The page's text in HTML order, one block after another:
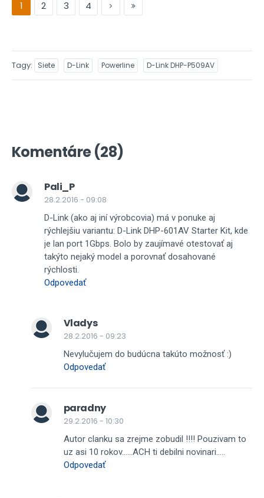
1 2 3 4
Tagy Siete D-Link Powerline D-Link DHP-P509AV
Komentáre (28)
Pali_P
28.2.2016 - 09:08
D-Link (ako aj iní výrobcovia) má v ponuke aj
rýchlejšiu variantu: D-Link DHP-601AV Starter Kit, kde
je lan port 1Gbps. Bolo by zaujímavé otestovať aj
takýto nejaký model a porovnať dosahované
rýchlosti.
Odpovedať
Vladys
28.2.2016 - 09:23
Nevylučujem do budúcna takúto možnosť :)
Odpovedať
paradny
29.2.2016 - 10:30
Autor clanku sa zrejme zobudil !!!! Pouzivam to
uz asi 10 rokov......ACH ti debilni novinari.....
Odpovedať